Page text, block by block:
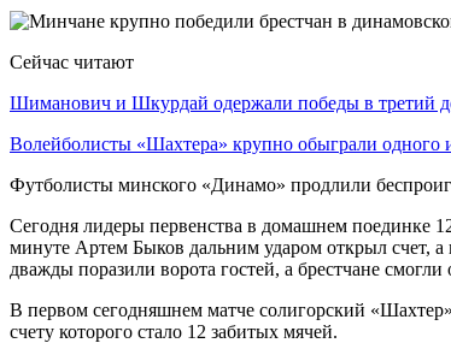
Сейчас читают
Шиманович и Шкурдай одержали победы в третий
Волейболисты «Шахтера» крупно обыграли одного
Футболисты минского «Динамо» продлили
Сегодня лидеры первенства в домашнем поединке
минуте Артем Быков дальним ударом открыл счет,
дважды поразили ворота гостей, а брестчане
В первом сегодняшнем матче солигорский
счету которого стало 12 забитых мячей.